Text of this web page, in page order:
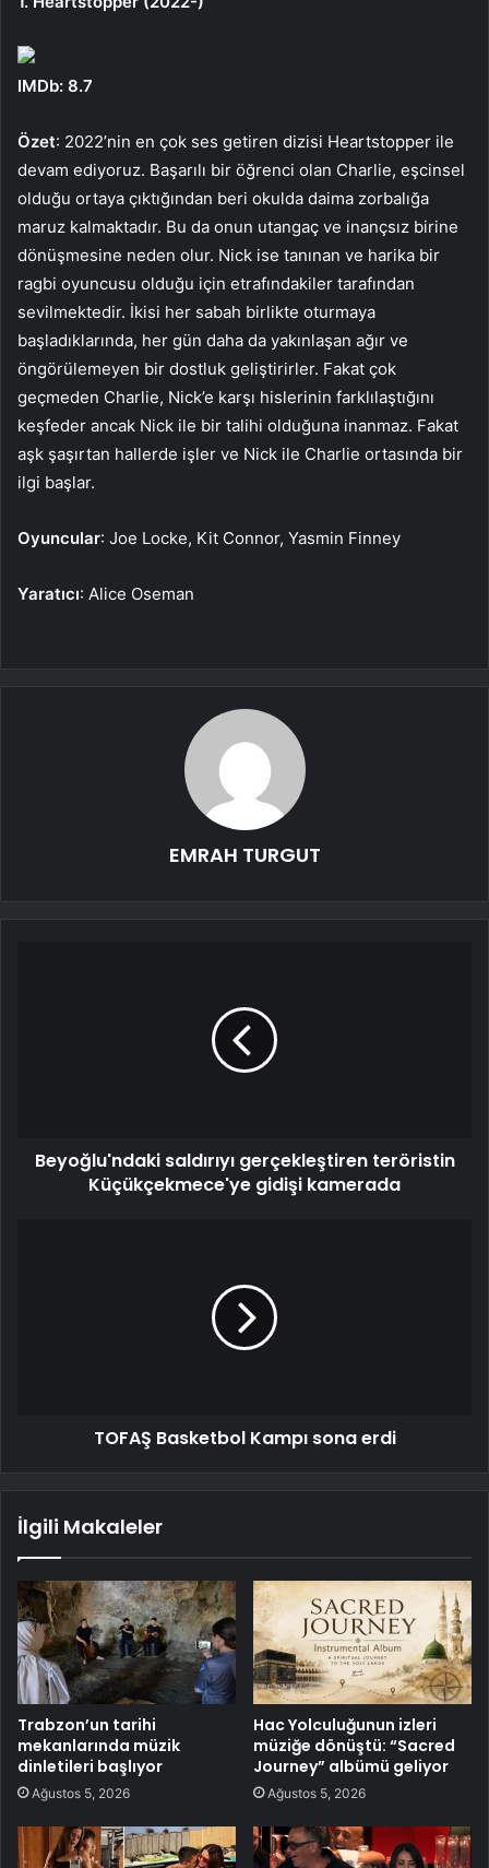
IMDb: 8.7
Özet: 2022’nin en çok ses getiren dizisi Heartstopper ile
devam ediyoruz. Başarılı bir öğrenci olan Charlie, eşcinsel
olduğu ortaya çıktığından beri okulda daima zorbalığa
maruz kalmaktadır. Bu da onun utangaç ve inançsız birine
dönüşmesine neden olur. Nick ise tanınan ve harika bir
ragbi oyuncusu olduğu için etrafındakiler tarafından
sevilmektedir. İkisi her sabah birlikte oturmaya
başladıklarında, her gün daha da yakınlaşan ağır ve
öngörülemeyen bir dostluk geliştirirler. Fakat çok
geçmeden Charlie, Nick’e karşı hislerinin farklılaştığını
keşfeder ancak Nick ile bir talihi olduğuna inanmaz. Fakat
aşk şaşırtan hallerde işler ve Nick ile Charlie ortasında bir
ilgi başlar.
Oyuncular: Joe Locke, Kit Connor, Yasmin Finney
Yaratıcı: Alice Oseman
EMRAH TURGUT
Beyoğlu'ndaki saldırıyı gerçekleştiren teröristin
Küçükçekmece'ye gidişi kamerada
TOFAŞ Basketbol Kampı sona erdi
İlgili Makaleler
Trabzon’un tarihi
mekanlarında müzik
dinletileri başlıyor
Ağustos 5, 2026
Hac Yolculuğunun izleri
müziğe dönüştü: “Sacred
Journey” albümü geliyor
Ağustos 5, 2026